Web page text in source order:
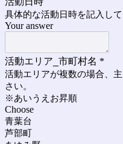
具体的な活動日時を記入して
Your answer
活動エリア_市町村名 *
活動エリアが複数の場合、
さい。
※あいうえお昇順
Choose
青葉台
芦部町